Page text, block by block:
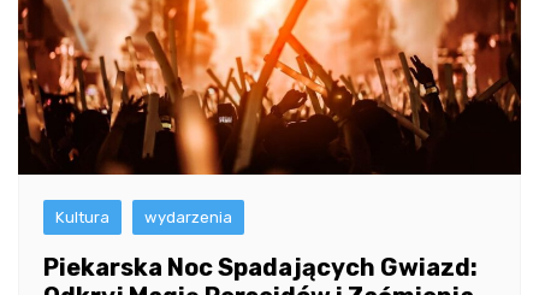
Kultura wydarzenia
Piekarska Noc Spadających Gwiazd: